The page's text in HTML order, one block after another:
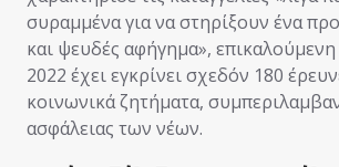
συραμμένα για να στηρίξουν ένα
και ψευδές αφήγημα»,
2022 έχει εγκρίνει σχεδόν 180
κοινωνικά ζητήματα,
ασφάλειας των νέων.